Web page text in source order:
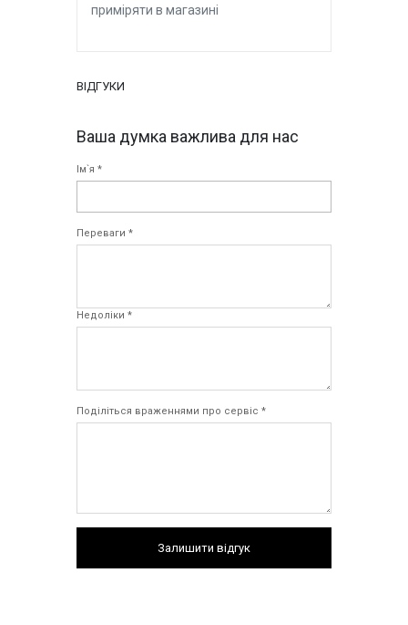
приміряти в магазині
ВІДГУКИ
Ваша думка важлива для нас
Ім`я *
Переваги *
Недоліки *
Поділіться враженнями про сервіс *
Залишити відгук